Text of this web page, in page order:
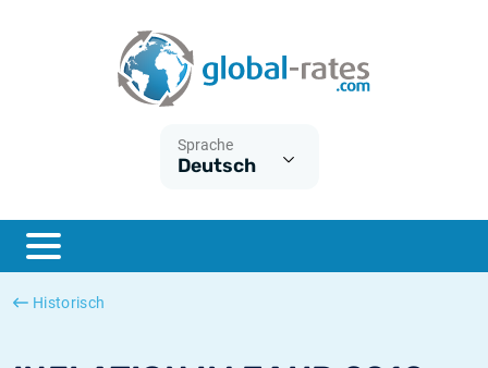
Sprache
Deutsch
Historisch
ESTER
SONIA
Was ist die VPI-Inflation?
Was ist die HVPI-Inflation?
Deutsche inflation
Europäische inflation
Historische Euribor-Sätze
Historische ESTER-Sätze
Historische SOFR-Sätze
Historische SONIA-Sätze
Inflationsrechner